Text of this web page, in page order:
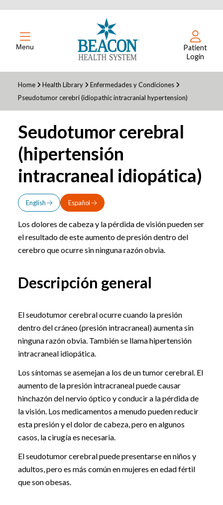
Menu
Patient
Login
Home Health Library
Enfermedades y Condiciones
Pseudotumor cerebri (idiopathic intracranial hypertension)
Seudotumor cerebral
(hipertensión
intracraneal idiopática)
English Español
Los dolores de cabeza y la pérdida de visión pueden ser
el resultado de este aumento de presión dentro del
cerebro que ocurre sin ninguna razón obvia.
Descripción general
El seudotumor cerebral ocurre cuando la presión
dentro del cráneo (presión intracraneal) aumenta sin
ninguna razón obvia. También se llama hipertensión
intracraneal idiopática.
Los síntomas se asemejan a los de un tumor cerebral. El
aumento de la presión intracraneal puede causar
hinchazón del nervio óptico y conducir a la pérdida de
la visión. Los medicamentos a menudo pueden reducir
esta presión y el dolor de cabeza, pero en algunos
casos, la cirugía es necesaria.
El seudotumor cerebral puede presentarse en niños y
adultos, pero es más común en mujeres en edad fértil
que son obesas.